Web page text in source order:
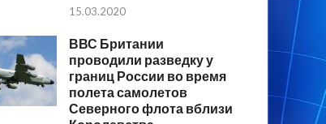
15.03.2020
ВВС Британии
проводили разведку у
границ России во время
полета самолетов
Северного флота вблизи